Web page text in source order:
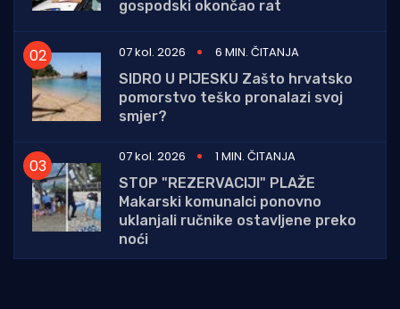
gospodski okončao rat
07 kol. 2026
6 MIN. ČITANJA
SIDRO U PIJESKU Zašto hrvatsko
pomorstvo teško pronalazi svoj
smjer?
07 kol. 2026
1 MIN. ČITANJA
STOP "REZERVACIJI" PLAŽE
Makarski komunalci ponovno
uklanjali ručnike ostavljene preko
noći